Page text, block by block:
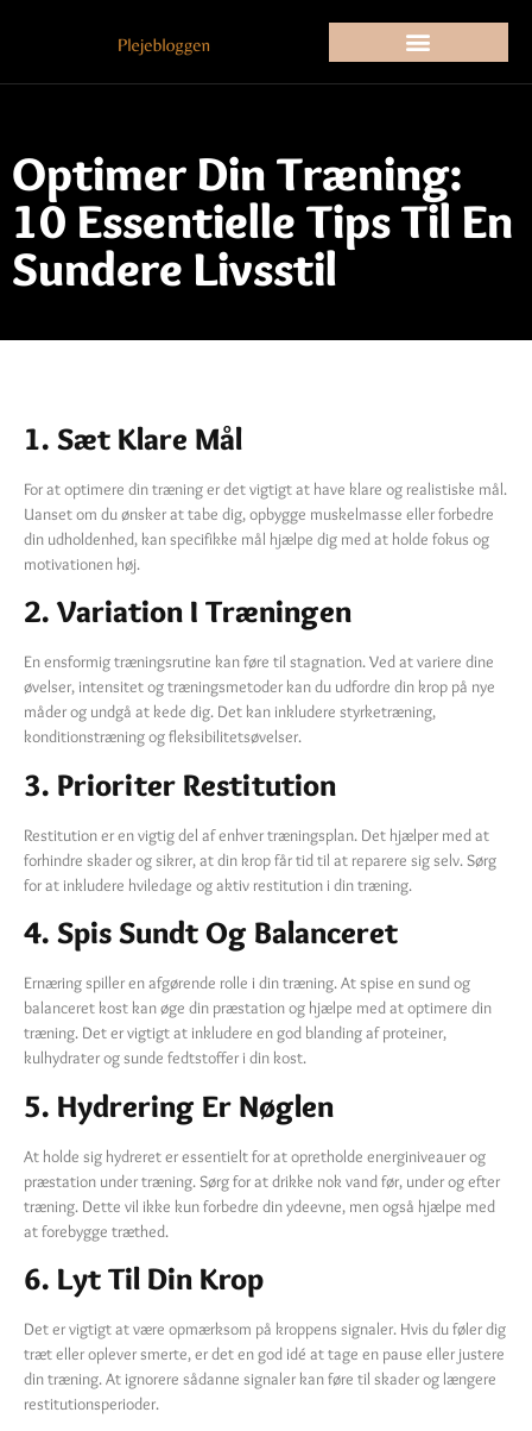
Optimer Din Træning:
10 Essentielle Tips Til En
Sundere Livsstil
1. Sæt Klare Mål
For at optimere din træning er det vigtigt at have klare og realistiske mål.
Uanset om du ønsker at tabe dig, opbygge muskelmasse eller forbedre
din udholdenhed, kan specifikke mål hjælpe dig med at holde fokus og
motivationen høj.
2. Variation I Træningen
En ensformig træningsrutine kan føre til stagnation. Ved at variere dine
øvelser, intensitet og træningsmetoder kan du udfordre din krop på nye
måder og undgå at kede dig. Det kan inkludere styrketræning,
konditionstræning og fleksibilitetsøvelser.
3. Prioriter Restitution
Restitution er en vigtig del af enhver træningsplan. Det hjælper med at
forhindre skader og sikrer, at din krop får tid til at reparere sig selv. Sørg
for at inkludere hviledage og aktiv restitution i din træning.
4. Spis Sundt Og Balanceret
Ernæring spiller en afgørende rolle i din træning. At spise en sund og
balanceret kost kan øge din præstation og hjælpe med at optimere din
træning. Det er vigtigt at inkludere en god blanding af proteiner,
kulhydrater og sunde fedtstoffer i din kost.
5. Hydrering Er Nøglen
At holde sig hydreret er essentielt for at opretholde energiniveauer og
præstation under træning. Sørg for at drikke nok vand før, under og efter
træning. Dette vil ikke kun forbedre din ydeevne, men også hjælpe med
at forebygge træthed.
6. Lyt Til Din Krop
Det er vigtigt at være opmærksom på kroppens signaler. Hvis du føler dig
træt eller oplever smerte, er det en god idé at tage en pause eller justere
din træning. At ignorere sådanne signaler kan føre til skader og længere
restitutionsperioder.